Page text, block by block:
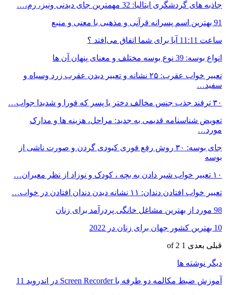
جاذبه های گردشگری ایتالیا: 32 مهمترین جای دیدنی ونیز، رم،…
91 بهترین اسم پسرانه قرآنی و مذهبی با معنی و منبع
ساعت 11:11 آیا برای شما اتفاق می‌افتد ؟
انواع بوسه: 39 نوع بوسه مختلف و معنای پنهان آن ها
تعبیر خواب عقرب: ۲۵ نشانه و تعبیر دیدن عقرب زرد وسیاه و
سفید…
۳۰ ترفند جذب جنس مخالف دختر یا پسر که فورا و شدیدا جواب…
تعویض شناسنامه قدیمی به جدید: مراحل، هزینه ها و مدارک
مورد…
جای بوسه: ۳۰ روش رفع فوری کبودی گردن و صورت ناشی از
بوسه
۱۰ تعبیر خواب شیر دادن به بچه ، کودک و نوزاد از نظر معبران…
تعبیر خواب افتادن دندان: ۱۱ نشانه دیدن دندان افتادن در خواب…
98 مورد از بهترین مشاغل خانگی پردرآمد برای زنان
10 بهترین کشور جهان برای زنان در 2022
قبلی بعدی 1 of 2
دیگر نوشته ها
آموزش ضبط مکالمه دو طرفه با Screen Recorder در اندروید 11